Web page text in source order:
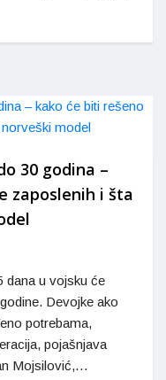
30 godina –
zaposlenih i šta
dana u vojsku će
Devojke ako
potrebama,
pojašnjava
Mojsilović,…